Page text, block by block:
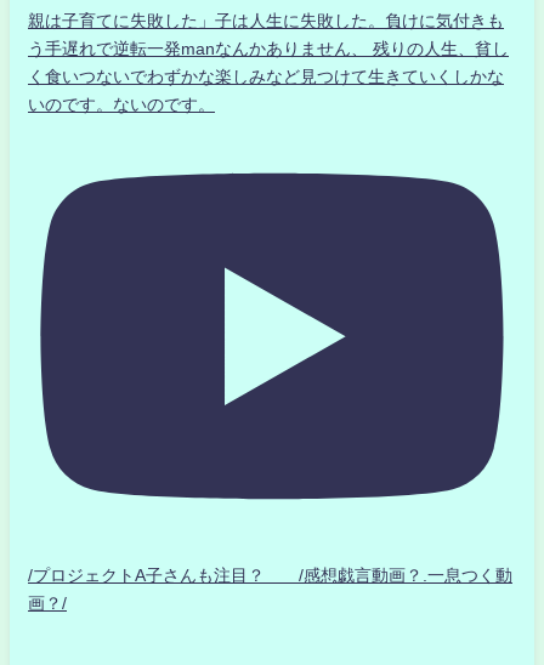
親は子育てに失敗した」子は人生に失敗した。負けに気付きも
う手遅れで逆転一発manなんかありません、 残りの人生、貧し
く食いつないでわずかな楽しみなど見つけて生きていくしかな
いのです。ないのです。
/プロジェクトA子さんも注目？ /感想戯言動画？.一息つく動
画？/